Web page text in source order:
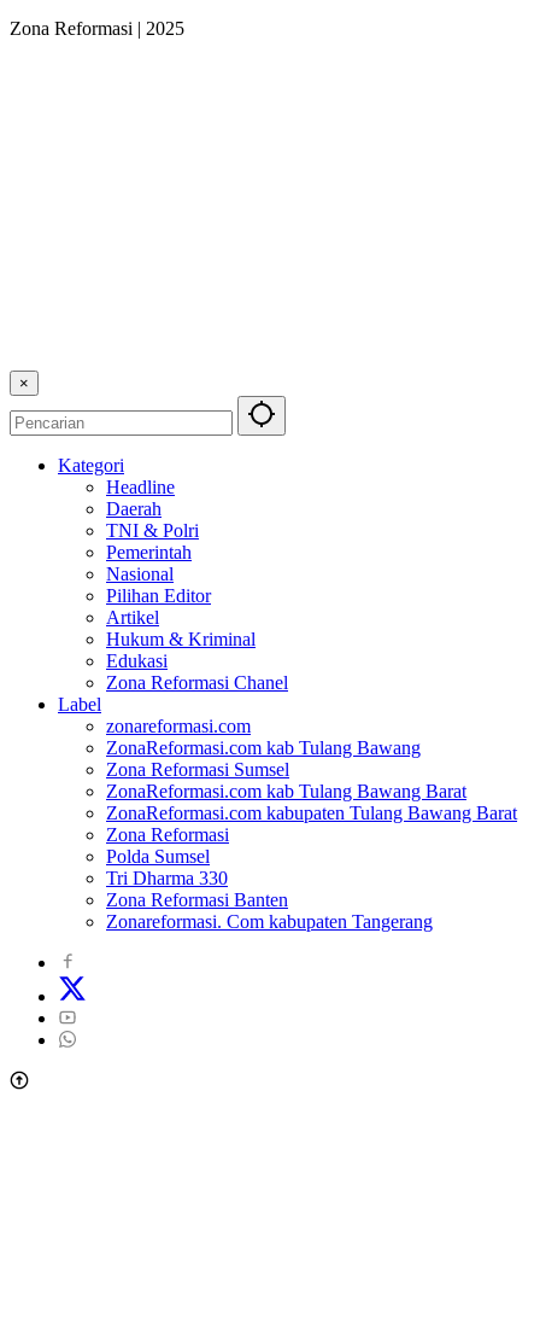
Zona Reformasi | 2025
×
Kategori
Headline
Daerah
TNI & Polri
Pemerintah
Nasional
Pilihan Editor
Artikel
Hukum & Kriminal
Edukasi
Zona Reformasi Chanel
Label
zonareformasi.com
ZonaReformasi.com kab Tulang Bawang
Zona Reformasi Sumsel
ZonaReformasi.com kab Tulang Bawang Barat
ZonaReformasi.com kabupaten Tulang Bawang Barat
Zona Reformasi
Polda Sumsel
Tri Dharma 330
Zona Reformasi Banten
Zonareformasi. Com kabupaten Tangerang